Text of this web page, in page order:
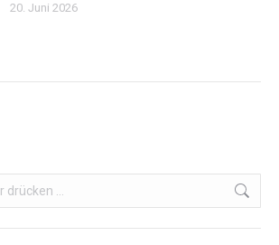
20. Juni 2026